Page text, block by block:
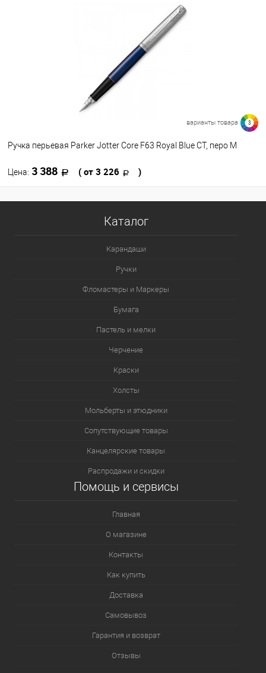
В наличии
варианты товара 3
Ручка перьевая Parker Jotter Core F63 Royal Blue CT, перо M
Цена: 3 388 ( от 3 226 )
Каталог
Карандаши
Ручки
Фломастеры и Маркеры
Бумага
Пастель и мелки
Черчение
Краски
Холсты
Мольберты и этюдники
Сопутствующие товары
Канцелярские товары
Распродажи и скидки
Помощь и сервисы
Главная
О магазине
Контакты
Как купить
Доставка
Самовывоз
Гарантия и возврат
Отзывы